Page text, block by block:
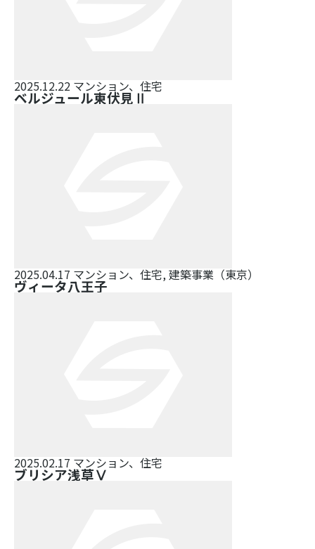
2025.12.22 マンション、住宅
ベルジュール東伏見Ⅱ
2025.04.17 マンション、住宅, 建築事業（東京）
ヴィータ八王子
2025.02.17 マンション、住宅
ブリシア浅草Ⅴ